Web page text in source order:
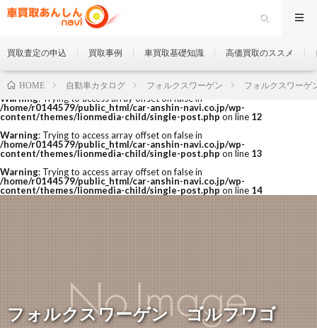
Warning: Trying to access array offset on false in
/home/r0144579/public_html/car-anshin-navi.co.jp/wp-
content/themes/lionmedia-child/single-post.php on line 12
Warning: Trying to access array offset on false in
/home/r0144579/public_html/car-anshin-navi.co.jp/wp-
content/themes/lionmedia-child/single-post.php on line 13
Warning: Trying to access array offset on false in
/home/r0144579/public_html/car-anshin-navi.co.jp/wp-
content/themes/lionmedia-child/single-post.php on line 14
買取査定の申込 買取事例 車買取基礎知識 高価買取のススメ
フォルクスワーゲン ゴルフワゴ
HOME 自動車カタログ フォルクスワーゲン フォルクスワー